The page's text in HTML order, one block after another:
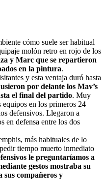
cómo suele ser habitual
molón retro en rojo de los
y Marc que se repartieron
en la pintura.
y esta ventaja duró hasta
por delante los Mav’s
el final del partido. Muy
equipos en los primeros 24
defensivos. Llegaron a
en defensa entre los dos
más habituales de lo
tiempo muerto inmediato
le preguntaríamos a
gestos mostraba su
sus compañeros y